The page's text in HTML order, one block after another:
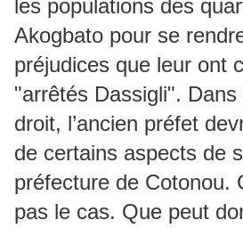
les populations des
Akogbato pour se
préjudices que leur ont
"arrêtés Dassigli".
droit, l’ancien préfet
de certains aspects de
préfecture de Cotonou.
pas le cas. Que peut